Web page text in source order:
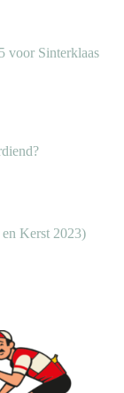
voor Sinterklaas
Kerst 2023)